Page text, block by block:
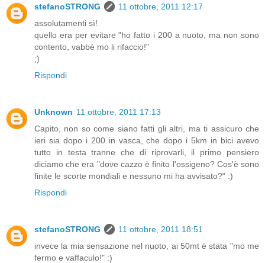
stefanoSTRONG
11 ottobre, 2011 12:17
assolutamenti sì!
quello era per evitare "ho fatto i 200 a nuoto, ma non sono
contento, vabbè mo li rifaccio!"
;)
Rispondi
Unknown 11 ottobre, 2011 17:13
Capito, non so come siano fatti gli altri, ma ti assicuro che
ieri sia dopo i 200 in vasca, che dopo i 5km in bici avevo
tutto in testa tranne che di riprovarli, il primo pensiero
diciamo che era "dove cazzo è finito l'ossigeno? Cos'è sono
finite le scorte mondiali e nessuno mi ha avvisato?" :)
Rispondi
stefanoSTRONG
11 ottobre, 2011 18:51
invece la mia sensazione nel nuoto, ai 50mt è stata "mo me
fermo e vaffaculo!" :)